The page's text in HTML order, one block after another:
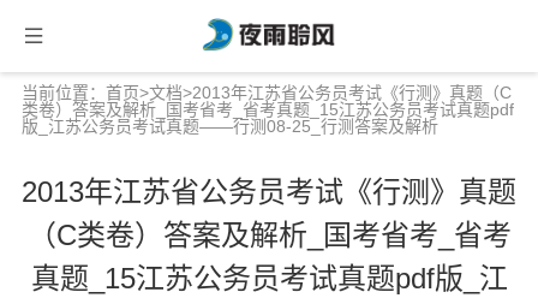
当前位置： 首页>文档>2013年江苏省公务员考试《行测》真题（C
类卷）答案及解析_国考省考_省考真题_15江苏公务员考试真题pdf
版_江苏公务员考试真题——行测08-25_行测答案及解析
2013年江苏省公务员考试《行测》真题
（C类卷）答案及解析_国考省考_省考
真题_15江苏公务员考试真题pdf版_江